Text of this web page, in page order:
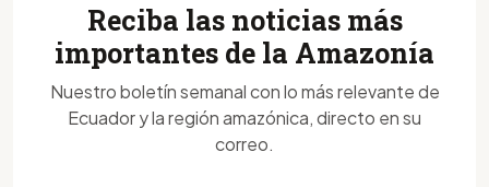
Reciba las noticias más
importantes de la Amazonía
Nuestro boletín semanal con lo más relevante de
Ecuador y la región amazónica, directo en su
correo.